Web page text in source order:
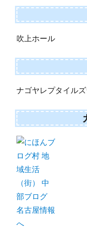
吹上ホール
ナゴヤレプタイル